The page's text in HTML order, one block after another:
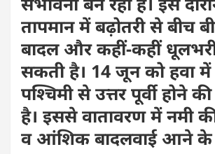
तापमान में बढ़ोतरी से बीच
बादल और कहीं-कहीं
सकती है। 14 जून को हवा में
पश्चिमी से उत्तर पूर्वी होने
है। इससे वातावरण में नमी की
व आंशिक बादलवाई आने के